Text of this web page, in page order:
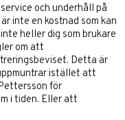
och underhåll på
inte en kostnad som kan
heller dig som brukare
om att
Detta är
istället att
för
i tiden. Eller att